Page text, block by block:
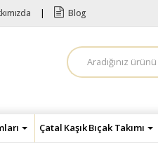
Blog
A
r
a
Çatal Kaşık Bıçak Takımı